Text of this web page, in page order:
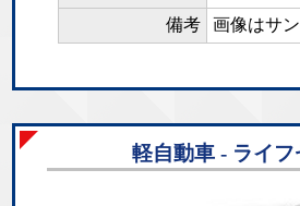
備考
画像はサ
軽自動車 - ライフ